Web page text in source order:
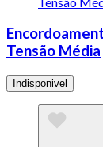
Tensão Média
Indisponivel